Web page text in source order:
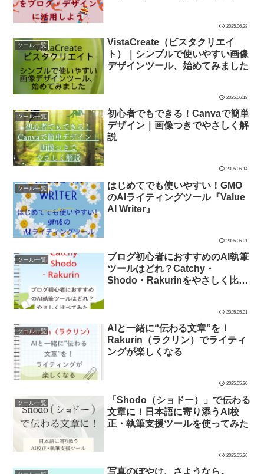
2025.06.28
ツール一覧
VistaCreate（ビスタクリエイ
ト）｜シンプルで使いやすい画像
デザインツール、始めてみました
2025.06.18
ツール一覧
初心者でもできる！Canvaで簡単
デザイン｜画像つきでやさしく解
説
2025.06.14
ツール一覧
はじめてでも使いやすい！GMO
のAIライティングツール『Value
AI Writer』
2025.06.01
ツール一覧
ブログ初心者におすすめのAI執筆
ツールはどれ？Catchy・
Shodo・Rakurinをやさしく比べ
2025.05.31
ツール一覧
AIと一緒に“伝わる文章”を！
Rakurin（ラクリン）でライティ
ングが楽しくなる
2025.05.30
ツール一覧
「Shodo（ショドー）」で伝わる
文章に！日本語に寄り添うAI校
正・執筆支援ツールを使ってみた
2025.05.26
写真のぼやけ、さようなら。